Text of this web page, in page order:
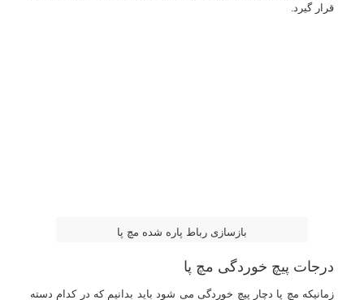
قرار گیرد.
بازسازی رباط پاره شده مچ پا
درجات پیچ خوردگی مچ پا
زمانیکه مچ پا دچار پیچ خوردگی می شود باید بدانیم که در کدام دسته